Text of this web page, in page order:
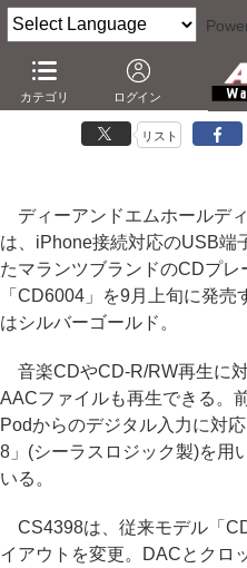
カテゴリ ログイン
マランツ、iPhoneデジタル入力
－DAC動作精度を改善。ヘッドフ
リスト
ディーアンドエムホールデ
は、iPhone接続対応のUSB端
たマランツブランドのCDプレ
「CD6004」を9月上旬に発
はシルバーゴールド。
音楽CDやCD-R/RW再生に
AACファイルも再生できる。
Podからのデジタル入力に対
8」(シーラスロジック製)を用
いる。
CS4398は、従来モデル「
イアウトを変更。DACとクロ